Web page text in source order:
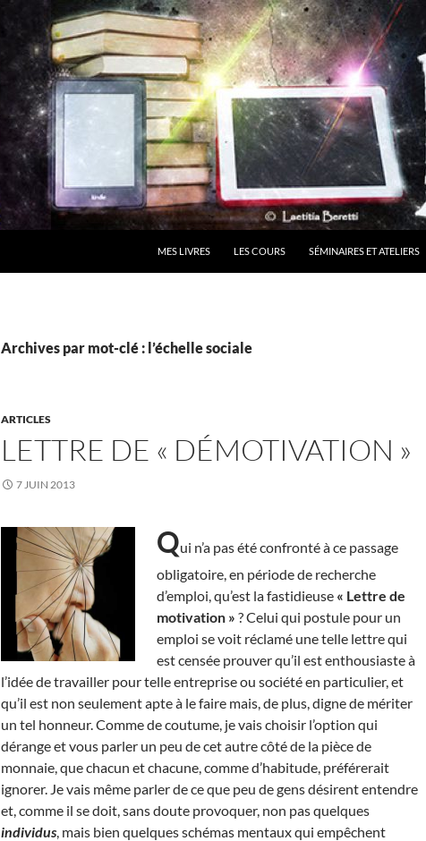
MES LIVRES LES COURS SÉMINAIRES ET ATELIERS
Archives par mot-clé : l’échelle sociale
ARTICLES
LETTRE DE « DÉMOTIVATION »
7 JUIN 2013
Qui n’a pas été confronté à ce passage
obligatoire, en période de recherche
d’emploi, qu’est la fastidieuse « Lettre de
motivation » ? Celui qui postule pour un
emploi se voit réclamé une telle lettre qui
est censée prouver qu’il est enthousiaste à
l’idée de travailler pour telle entreprise ou société en particulier, et
qu’il est non seulement apte à le faire mais, de plus, digne de mériter
un tel honneur. Comme de coutume, je vais choisir l’option qui
dérange et vous parler un peu de cet autre côté de la pièce de
monnaie, que chacun et chacune, comme d’habitude, préférerait
ignorer. Je vais même parler de ce que peu de gens désirent entendre
et, comme il se doit, sans doute provoquer, non pas quelques
individus, mais bien quelques schémas mentaux qui empêchent